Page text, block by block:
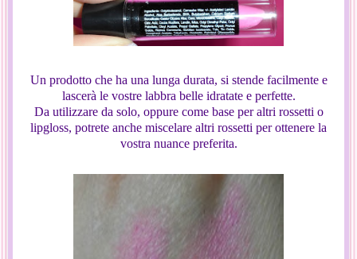
Un prodotto che ha una lunga durata, si stende facilmente e
lascerà le vostre labbra belle idratate e perfette.
Da utilizzare da solo, oppure come base per altri rossetti o
lipgloss, potrete anche miscelare altri rossetti per ottenere la
vostra nuance preferita.